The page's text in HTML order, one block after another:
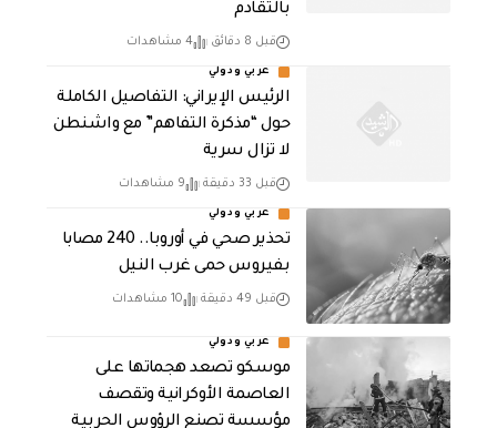
بالتقادم
قبل 8 دقائق 4 مشاهدات
عربي ودولي
الرئيس الإيراني: التفاصيل الكاملة
حول “مذكرة التفاهم” مع واشنطن
لا تزال سرية
قبل 33 دقيقة 9 مشاهدات
عربي ودولي
تحذير صحي في أوروبا.. 240 مصابا
بفيروس حمى غرب النيل
قبل 49 دقيقة 10 مشاهدات
عربي ودولي
موسكو تصعد هجماتها على
العاصمة الأوكرانية وتقصف
مؤسسة تصنع الرؤوس الحربية